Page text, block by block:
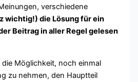
verschiedene
wichtig!) die Lösung für ein
Beitrag in aller Regel gelesen
Möglichkeit, noch einmal
zu nehmen, den Hauptteil